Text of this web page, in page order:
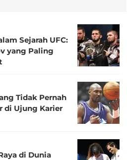
Sejarah UFC:
yang Paling
Tidak Pernah
di Ujung Karier
di Dunia